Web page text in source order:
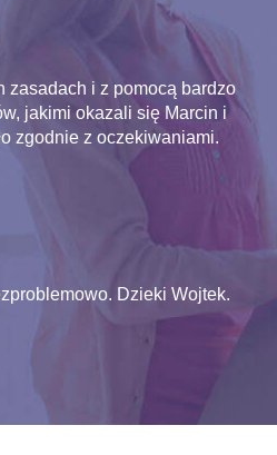
zasadach i z pomocą bardzo
jakimi okazali się Marcin i
zgodnie z oczekiwaniami.
Dzieki Wojtek.